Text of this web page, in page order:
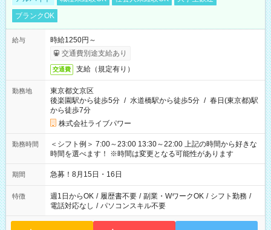
ブランクOK
給与
時給1250円～
交通費別途支給あり
交通費 支給（規定有り）
勤務地
東京都文京区
後楽園駅から徒歩5分 / 水道橋駅から徒歩5分 / 春日(東京都)駅
から徒歩7分
株式会社ライブパワー
勤務時間
＜シフト例＞ 7:00～23:00 13:30～22:00 上記の時間から好きな
時間を選べます！ ※時間は変更となる可能性があります
期間 急募！8月15日・16日
特徴 週1日からOK / 履歴書不要 / 副業・WワークOK / シフト勤務 /
電話対応なし / パソコンスキル不要